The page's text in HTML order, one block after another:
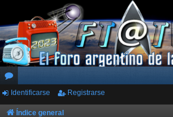
or
os
Identificarse Registrarse
Índice general